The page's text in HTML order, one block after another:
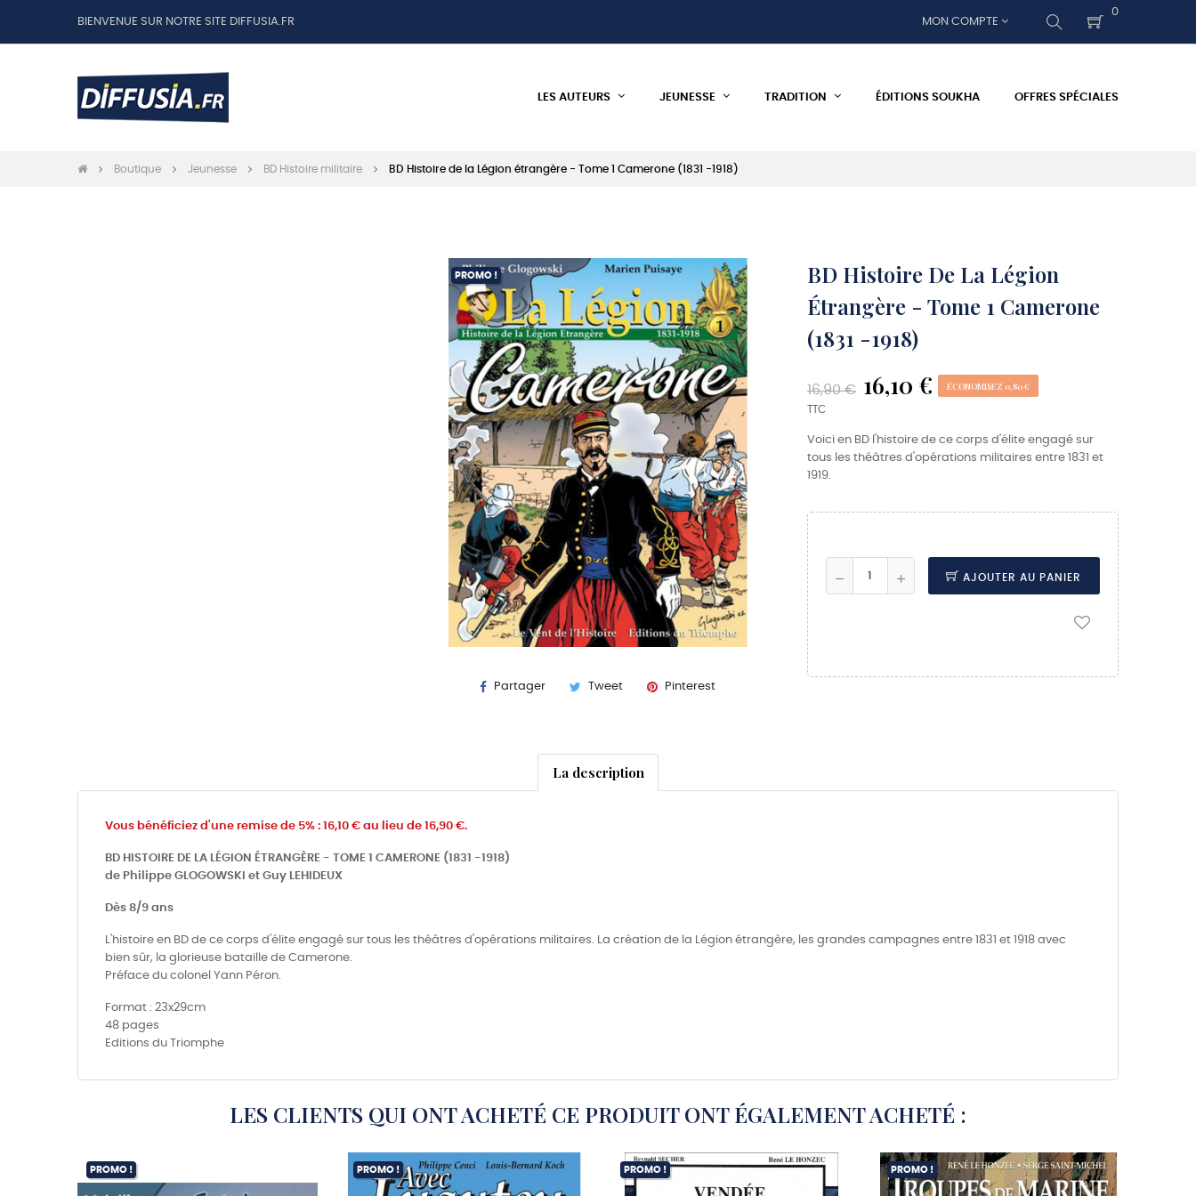
BIENVENUE SUR NOTRE SITE DIFFUSIA.FR MON COMPTE
0
LES AUTEURS JEUNESSE TRADITION ÉDITIONS SOUKHA OFFRES SPÉCIALES
Boutique Jeunesse BD Histoire militaire BD Histoire de la Légion étrangère - Tome 1 Camerone (1831 -1918)
PROMO !
Partager Tweet Pinterest
BD Histoire De La Légion
Étrangère - Tome 1 Camerone
(1831 -1918)
16,90 € 16,10 € ÉCONOMISEZ 0,80 €
TTC
Voici en BD l'histoire de ce corps d'élite engagé sur
tous les théâtres d'opérations militaires entre 1831 et
1919.
AJOUTER AU PANIER
La description
Vous bénéficiez d'une remise de 5% : 16,10 € au lieu de 16,90 €.
BD HISTOIRE DE LA LÉGION ÉTRANGÈRE - TOME 1 CAMERONE (1831 -1918)
de Philippe GLOGOWSKI et Guy LEHIDEUX
Dès 8/9 ans
L'histoire en BD de ce corps d'élite engagé sur tous les théâtres d'opérations militaires. La création de la Légion étrangère, les grandes campagnes entre 1831 et 1918 avec
bien sûr, la glorieuse bataille de Camerone.
Préface du colonel Yann Péron.
Format : 23x29cm
48 pages
Editions du Triomphe
LES CLIENTS QUI ONT ACHETÉ CE PRODUIT ONT ÉGALEMENT ACHETÉ :
PROMO ! PROMO ! PROMO ! PROMO !